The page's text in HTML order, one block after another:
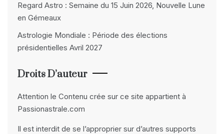
Regard Astro : Semaine du 15 Juin 2026, Nouvelle Lune
en Gémeaux
Astrologie Mondiale : Période des élections
présidentielles Avril 2027
Droits D’auteur
Attention le Contenu crée sur ce site appartient à
Passionastrale.com
Il est interdit de se l’approprier sur d’autres supports